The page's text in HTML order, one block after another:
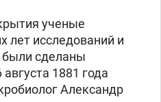
ученые
лет исследований и
были сделаны
1881 года
Александр